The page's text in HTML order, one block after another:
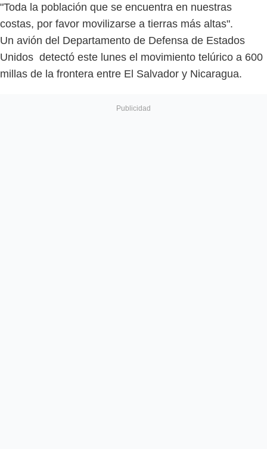
"Toda la población que se encuentra en nuestras
costas, por favor movilizarse a tierras más altas".
Un avión del Departamento de Defensa de Estados
Unidos detectó este lunes el movimiento telúrico a 600
millas de la frontera entre El Salvador y Nicaragua.